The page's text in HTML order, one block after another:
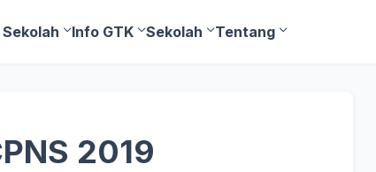
Info GTK Sekolah Tentang
2019